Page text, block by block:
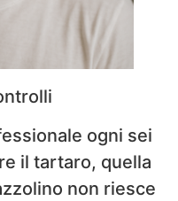
ogni sei
il tartaro, quella
non riesce